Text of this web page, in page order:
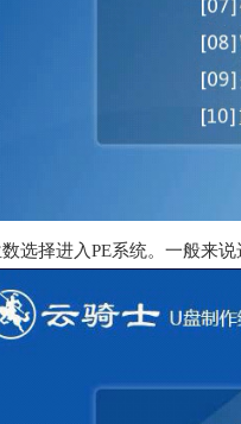
选择进入PE系统。一般来